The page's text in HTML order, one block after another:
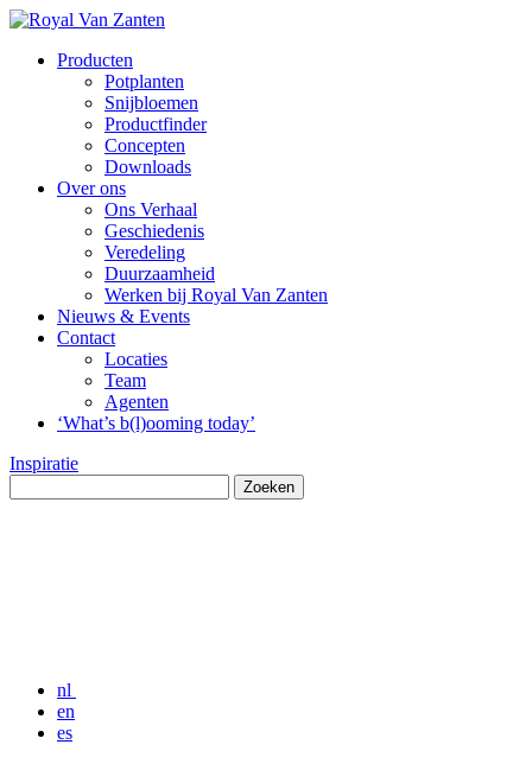
Producten
Potplanten
Snijbloemen
Productfinder
Concepten
Downloads
Over ons
Ons Verhaal
Geschiedenis
Veredeling
Duurzaamheid
Werken bij Royal Van Zanten
Nieuws & Events
Contact
Locaties
Team
Agenten
‘What’s b(l)ooming today’
Inspiratie
nl
en
es